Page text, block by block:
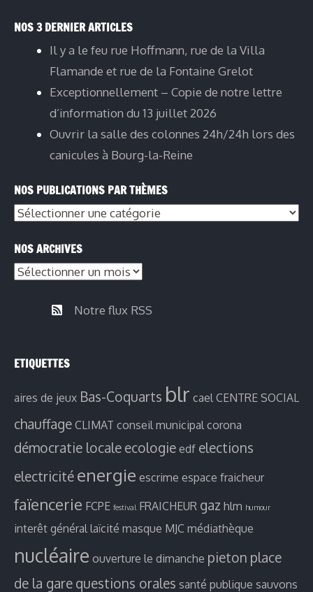
NOS 3 DERNIER ARTICLES
Il y a le feu rue Hoffmann, rue de la Villa
Flamande et rue de la Fontaine Grelot
Exceptionnellement – Copie de notre lettre
d’information du 13 juillet 2026
Ouvrir la salle des colonnes 24h/24h lors des
canicules à Bourg-la-Reine
NOS PUBLICATIONS PAR THÈMES
NOS ARCHIVES
Notre flux RSS
ETIQUETTES
aires de jeux Bas-Coquarts blr cael CENTRE SOCIAL
chauffage CLIMAT conseil municipal corona
démocratie locale ecologie edf elections
electricité energie escrime espace fraicheur
faïencerie FCPE festival FRAICHEUR gaz hlm humour
interêt général laïcité masque MJC médiathèque
nucléaire ouverture le dimanche pieton place
de la gare questions orales santé publique sauvons